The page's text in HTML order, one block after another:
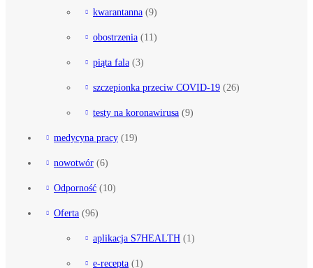
kwarantanna (9)
obostrzenia (11)
piąta fala (3)
szczepionka przeciw COVID-19 (26)
testy na koronawirusa (9)
medycyna pracy (19)
nowotwór (6)
Odporność (10)
Oferta (96)
aplikacja S7HEALTH (1)
e-recepta (1)